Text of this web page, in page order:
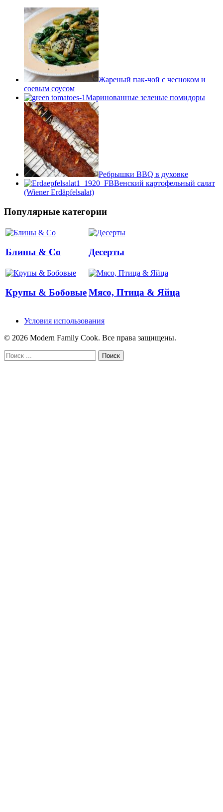
Жареный пак-чой с чесноком и
соевым соусом
Маринованные зеленые помидоры
Ребрышки BBQ в духовке
Венский картофельный салат
(Wiener Erdäpfelsalat)
Популярные категории
Блины & Co Десерты
Крупы & БобовыеМясо, Птица & Яйца
Условия использования
© 2026 Modern Family Cook. Все права защищены.